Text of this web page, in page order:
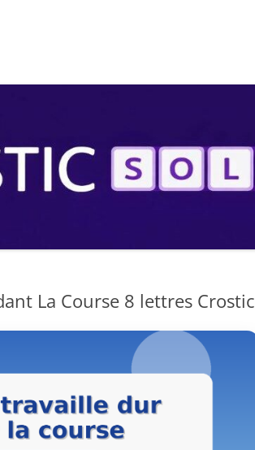
La Course 8 lettres Crostic